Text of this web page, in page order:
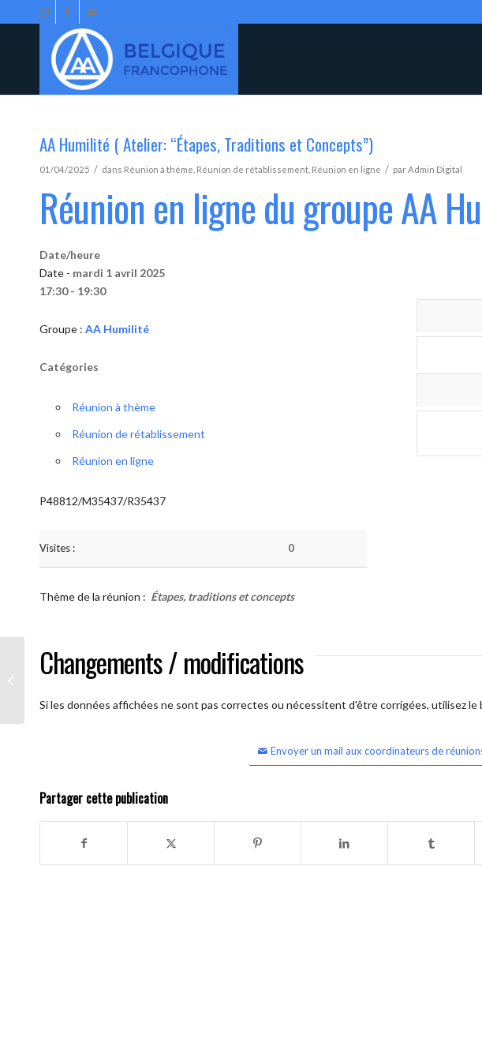
AA Humilité ( Atelier: “Étapes, Traditions et Concepts”)
01/04/2025 / dans Réunion à thème Réunion de rétablissement Réunion en ligne / parAdmin Digital
Réunion en ligne du groupe AA
Date/heure
Date - mardi 1 avril 2025
17:30 - 19:30
Groupe : AA Humilité
Catégories
Réunion à thème
Réunion de rétablissement
Réunion en ligne
P48812/M35437/R35437
Visites : 0
Thème de la réunion : Étapes, traditions et concepts
Changements / modifications
Si les données affichées ne sont pas correctes ou nécessitent d'être corrigées, utilisez
Envoyer un mail aux coordinateurs de
Partager cette publication
AA Humilité ( Atelier: “Étapes,